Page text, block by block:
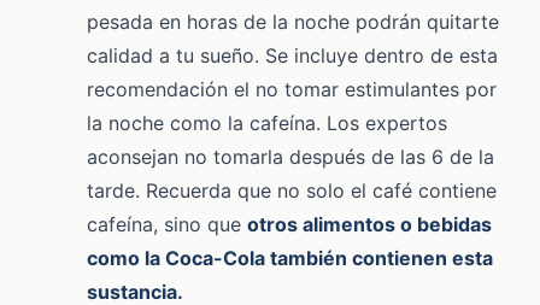
pesada en horas de la noche podrán quitarte
calidad a tu sueño. Se incluye dentro de esta
recomendación el no tomar estimulantes por
la noche como la cafeína. Los expertos
aconsejan no tomarla después de las 6 de la
tarde. Recuerda que no solo el café contiene
cafeína, sino que otros alimentos o bebidas
como la Coca-Cola también contienen esta
sustancia.